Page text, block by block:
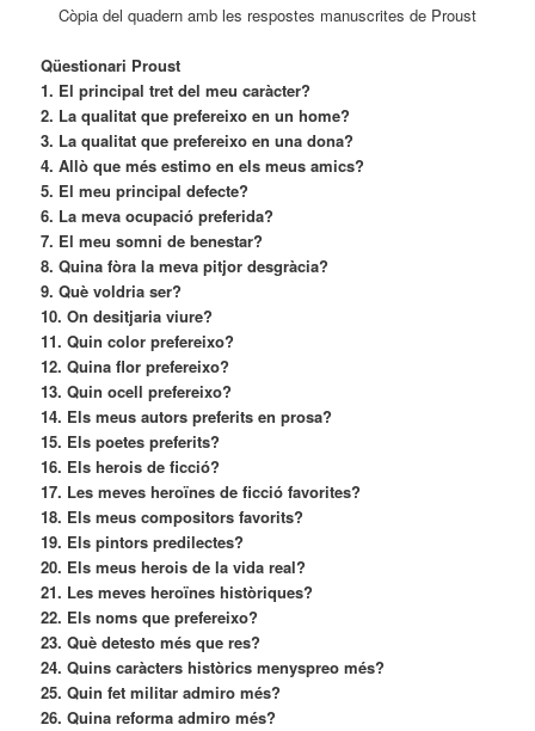
Còpia del quadern amb les respostes manuscrites de Proust
Qüestionari Proust
1. El principal tret del meu caràcter?
2. La qualitat que prefereixo en un home?
3. La qualitat que prefereixo en una dona?
4. Allò que més estimo en els meus amics?
5. El meu principal defecte?
6. La meva ocupació preferida?
7. El meu somni de benestar?
8. Quina fòra la meva pitjor desgràcia?
9. Què voldria ser?
10. On desitjaria viure?
11. Quin color prefereixo?
12. Quina flor prefereixo?
13. Quin ocell prefereixo?
14. Els meus autors preferits en prosa?
15. Els poetes preferits?
16. Els herois de ficció?
17. Les meves heroïnes de ficció favorites?
18. Els meus compositors favorits?
19. Els pintors predilectes?
20. Els meus herois de la vida real?
21. Les meves heroïnes històriques?
22. Els noms que prefereixo?
23. Què detesto més que res?
24. Quins caràcters històrics menyspreo més?
25. Quin fet militar admiro més?
26. Quina reforma admiro més?